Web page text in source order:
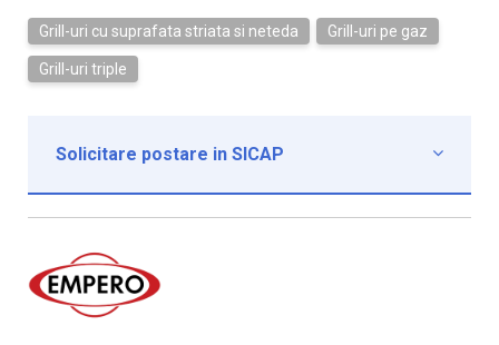
Grill-uri cu suprafata striata si neteda Grill-uri pe gaz
Grill-uri triple
Solicitare postare in SICAP 
Institutie*
Nume contact*